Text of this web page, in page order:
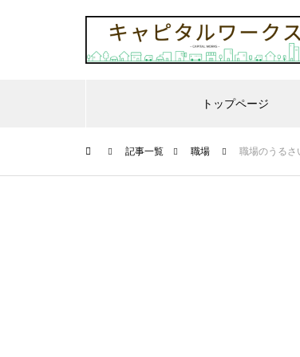
トップページ
記事一覧 職場 職場のうるさ